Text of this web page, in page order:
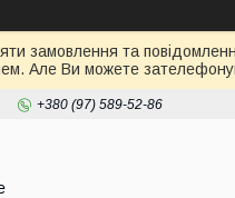
замовлення та
Але Ви можете
+380 (97) 589-52-86